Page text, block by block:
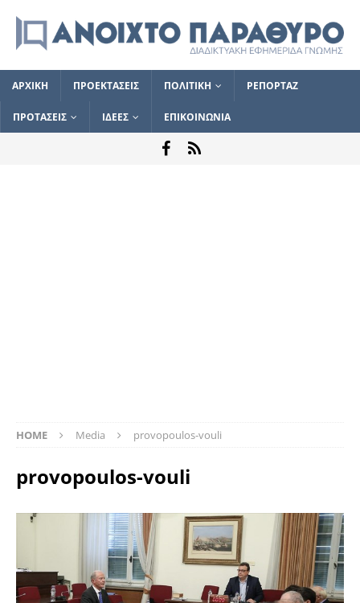
ΑΡΧΙΚΗ ΠΡΟΕΚΤΑΣΕΙΣ ΠΟΛΙΤΙΚΗ ΡΕΠΟΡΤΑΖ
ΠΡΟΤΑΣΕΙΣ ΙΔΕΕΣ ΕΠΙΚΟΙΝΩΝΙΑ
HOME Media provopoulos-vouli
provopoulos-vouli